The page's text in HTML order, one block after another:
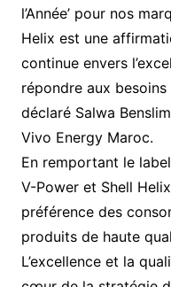
l’Année’ pour nos
Helix est une
continue envers
répondre aux
déclaré Salwa
Vivo Energy Maroc.
En remportant le
V-Power et Shell
préférence des
produits de haute
L’excellence et la